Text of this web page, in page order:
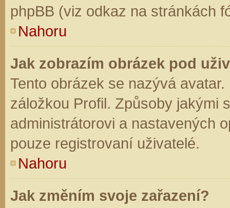
phpBB (viz odkaz na stránkách
Nahoru
Jak zobrazím obrázek pod
Tento obrázek se nazývá
záložkou Profil. Způsoby jakými
administrátorovi a nastavených
pouze registrovaní uživatelé.
Nahoru
Jak změním svoje zařazení?